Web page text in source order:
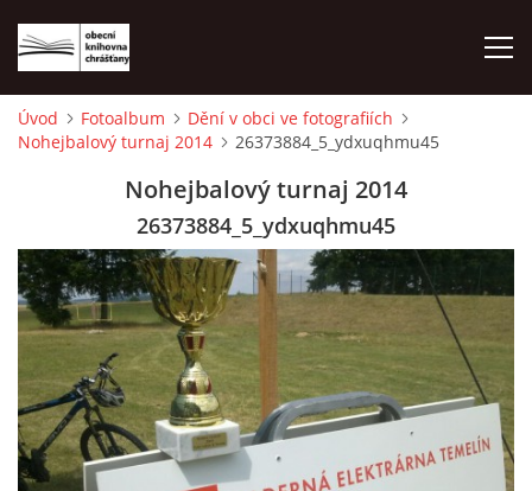
ÚVOD
LETNÍ KINO 2026
VÝPŮJČNÍ DOBA
KONTAKTY
ON-LINE KATALOG
Úvod Fotoalbum
Dění v obci ve fotografiích
Nohejbalový turnaj 2014
26373884_5_ydxuqhmu45
Nohejbalový turnaj 2014
26373884_5_ydxuqhmu45